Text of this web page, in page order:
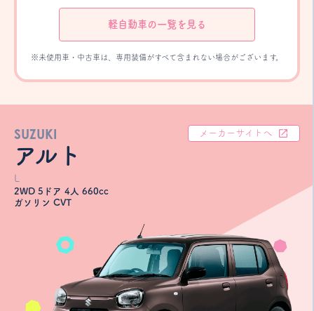
軽自動車の一覧を見る
※未使用車・中古車は、専用装備がすべて含まれない場合がございます。
SUZUKI
アルト
L
2WD 5ドア 4人 660cc
ガソリン CVT
メーカーサイトへ